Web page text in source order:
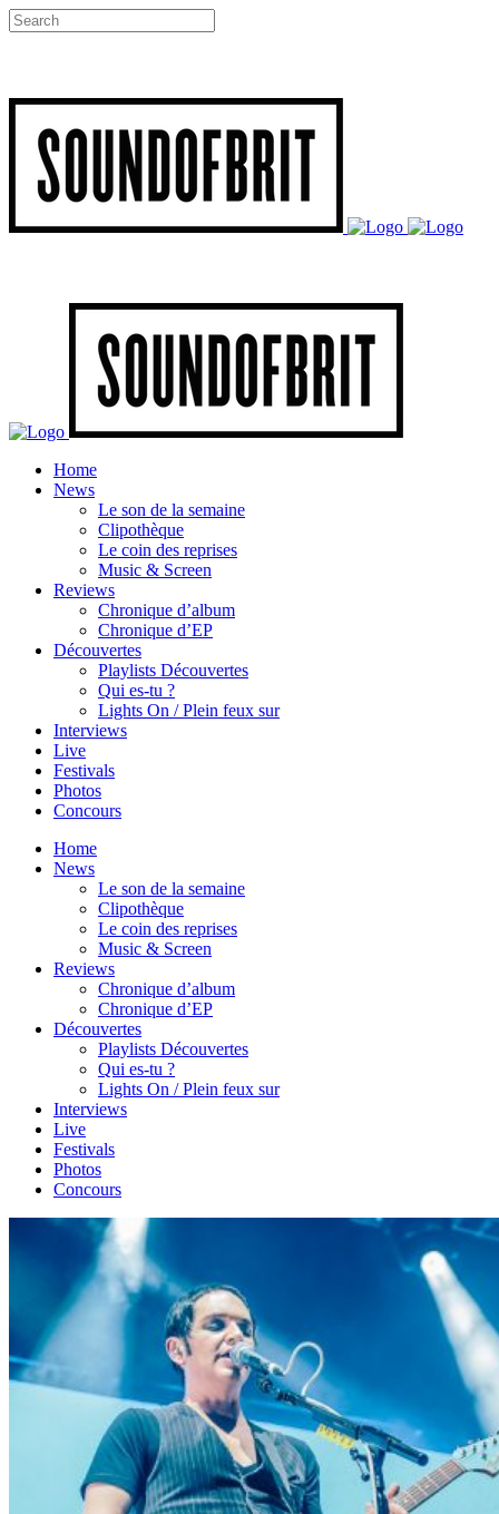
Home
News
Le son de la semaine
Clipothèque
Le coin des reprises
Music & Screen
Reviews
Chronique d’album
Chronique d’EP
Découvertes
Playlists Découvertes
Qui es-tu ?
Lights On / Plein feux sur
Interviews
Live
Festivals
Photos
Concours
Home
News
Le son de la semaine
Clipothèque
Le coin des reprises
Music & Screen
Reviews
Chronique d’album
Chronique d’EP
Découvertes
Playlists Découvertes
Qui es-tu ?
Lights On / Plein feux sur
Interviews
Live
Festivals
Photos
Concours